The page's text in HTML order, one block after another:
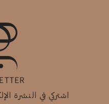
اشتركي في النشرة